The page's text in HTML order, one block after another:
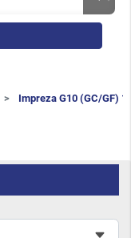
Impreza G10 (GC/GF)